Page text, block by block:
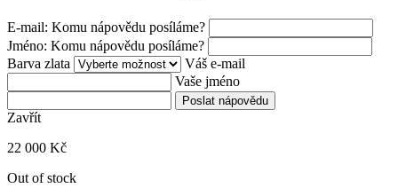
E-mail: Komu nápovědu posíláme?
Jméno: Komu nápovědu posíláme?
Barva zlata
Váš e-mail
Vaše jméno
Poslat nápovědu
Zavřít
22 000 Kč
Out of stock